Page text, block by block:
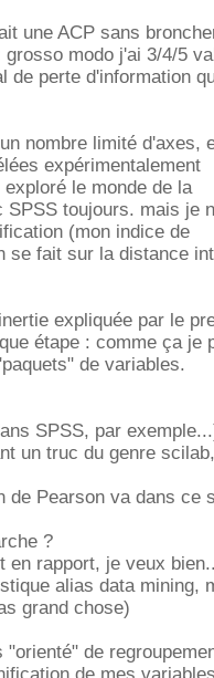
une ACP sans
modo j'ai 3/4/5
de perte d'information
nombre limité d'axes,
expérimentalement
le monde de la
toujours. mais je
(mon indice de
se fait sur la distance
expliquée par le
étape : comme ça je
de variables.
SPSS, par
un truc du genre
de Pearson va dans ce
?
en rapport, je veux
alias data mining,
grand chose)
de